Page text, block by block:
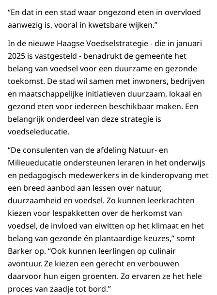
“En dat in een stad waar ongezond eten in overvloed
aanwezig is, vooral in kwetsbare wijken.”
In de nieuwe Haagse Voedselstrategie - die in januari
2025 is vastgesteld - benadrukt de gemeente het
belang van voedsel voor een duurzame en gezonde
toekomst. De stad wil samen met inwoners, bedrijven
en maatschappelijke initiatieven duurzaam, lokaal en
gezond eten voor iedereen beschikbaar maken. Een
belangrijk onderdeel van deze strategie is
voedseleducatie.
“De consulenten van de afdeling Natuur- en
Milieueducatie ondersteunen leraren in het onderwijs
en pedagogisch medewerkers in de kinderopvang met
een breed aanbod aan lessen over natuur,
duurzaamheid en voedsel. Zo kunnen leerkrachten
kiezen voor lespakketten over de herkomst van
voedsel, de invloed van eiwitten op het klimaat en het
belang van gezonde én plantaardige keuzes,” somt
Barker op. “Ook kunnen leerlingen op culinair
avontuur. Ze kiezen een gerecht en verbouwen
daarvoor hun eigen groenten. Zo ervaren ze het hele
proces van zaadje tot bord.”